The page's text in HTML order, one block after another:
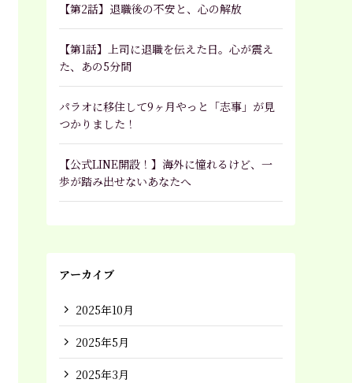
【第2話】退職後の不安と、心の解放
【第1話】上司に退職を伝えた日。心が震え
た、あの5分間
パラオに移住して9ヶ月やっと「志事」が見
つかりました！
【公式LINE開設！】海外に憧れるけど、一
歩が踏み出せないあなたへ
アーカイブ
2025年10月
2025年5月
2025年3月